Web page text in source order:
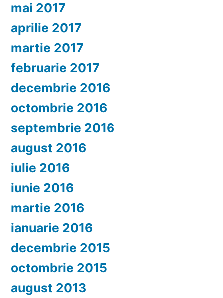
mai 2017
aprilie 2017
martie 2017
februarie 2017
decembrie 2016
octombrie 2016
septembrie 2016
august 2016
iulie 2016
iunie 2016
martie 2016
ianuarie 2016
decembrie 2015
octombrie 2015
august 2013